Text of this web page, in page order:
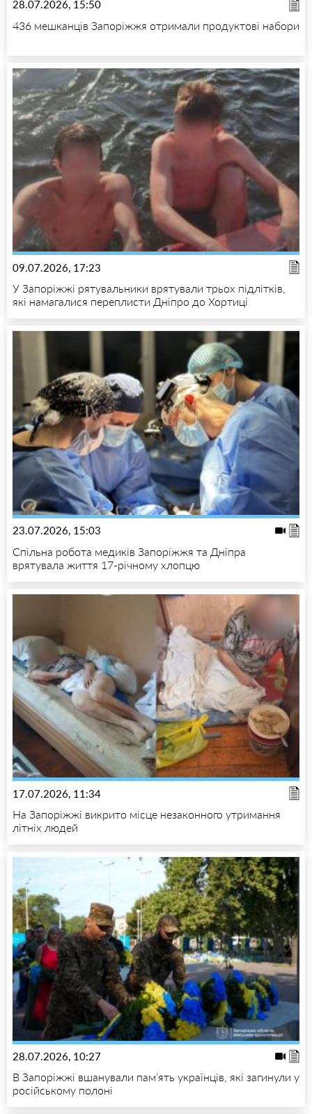
28.07.2026, 15:50
436 мешканців Запоріжжя отримали продуктові набори
09.07.2026, 17:23
У Запоріжжі рятувальники врятували трьох підлітків,
які намагалися переплисти Дніпро до Хортиці
23.07.2026, 15:03
Спільна робота медиків Запоріжжя та Дніпра
врятувала життя 17-річному хлопцю
17.07.2026, 11:34
На Запоріжжі викрито місце незаконного утримання
літніх людей
28.07.2026, 10:27
В Запоріжжі вшанували пам’ять українців, які загинули у
російському полоні